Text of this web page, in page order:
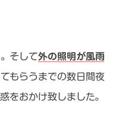
そして外の照明が風雨
もらうまでの数日間夜
をおかけ致しました。